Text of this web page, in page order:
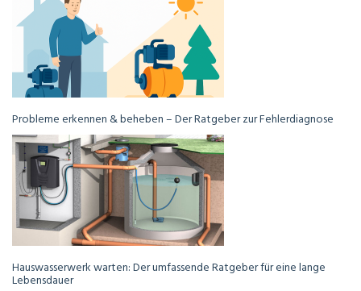
Probleme erkennen & beheben – Der Ratgeber zur Fehlerdiagnose
Hauswasserwerk warten: Der umfassende Ratgeber für eine lange
Lebensdauer